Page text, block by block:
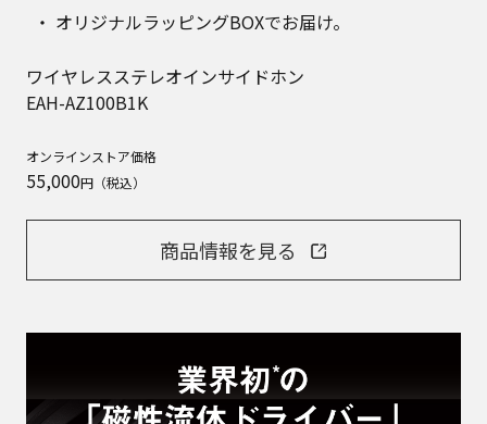
オリジナルラッピングBOXでお届け。
ワイヤレスステレオインサイドホン
EAH-AZ100B1K
オンラインストア価格
55,000円（税込）
商品情報を見る